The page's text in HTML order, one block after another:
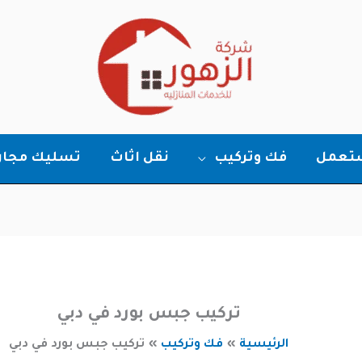
فك وتركيب نقل اثاث تسليك
تركيب جبس بورد في دبي
الرئيسية فك وتركيب تركيب جبس بورد في دبي